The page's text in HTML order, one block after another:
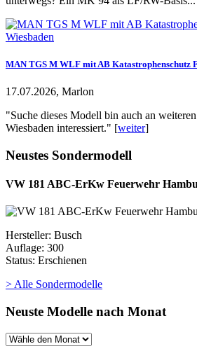
MAN TGS M WLF mit AB Katastrophenschutz
17.07.2026, Marlon
"Suche dieses Modell bin auch an
Wiesbaden interessiert." [weiter]
Neustes Sondermodell
VW 181 ABC-ErKw Feuerwehr
Hersteller: Busch
Auflage: 300
Status: Erschienen
> Alle Sondermodelle
Neuste Modelle nach Monat